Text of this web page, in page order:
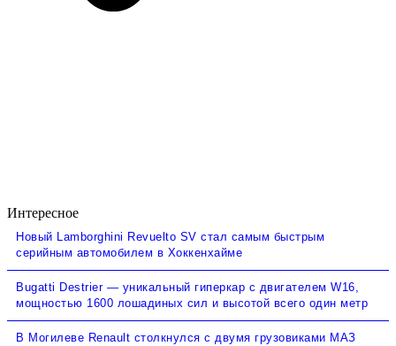
Интересное
Новый Lamborghini Revuelto SV стал самым быстрым
серийным автомобилем в Хоккенхайме
Bugatti Destrier — уникальный гиперкар с двигателем W16,
мощностью 1600 лошадиных сил и высотой всего один метр
В Могилеве Renault столкнулся с двумя грузовиками МАЗ